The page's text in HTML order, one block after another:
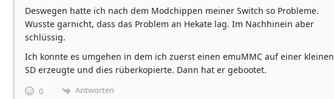
Deswegen hatte ich nach dem Modchippen meiner Switch so Probleme.
Wusste garnicht, dass das Problem an Hekate lag. Im Nachhinein aber
schlüssig.
Ich konnte es umgehen in dem ich zuerst einen emuMMC auf einer kleinen
SD erzeugte und dies rüberkopierte. Dann hat er gebootet.
0 Antworten